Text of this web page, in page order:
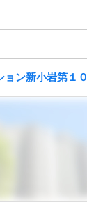
ョン新小岩第１０